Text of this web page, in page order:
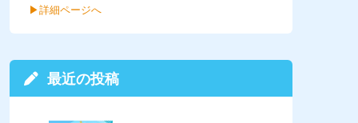
▶︎詳細ページへ
最近の投稿